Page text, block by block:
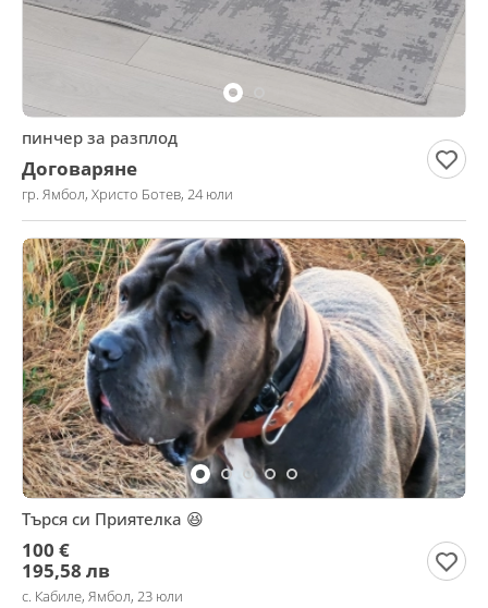
пинчер за разплод
Договаряне
гр. Ямбол, Христо Ботев, 24 юли
Търся си Приятелка 😆
100 €
195,58 лв
с. Кабиле, Ямбол, 23 юли